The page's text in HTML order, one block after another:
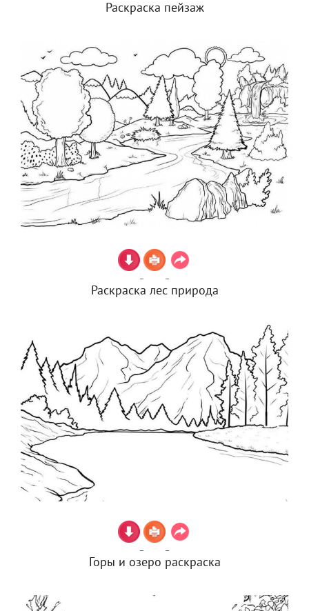
Раскраска пейзаж
Раскраска лес природа
Горы и озеро раскраска